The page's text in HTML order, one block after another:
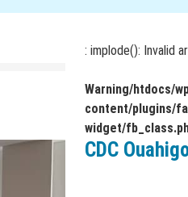
: implode(): Invalid
Warning/htdocs/
content/plugins/
widget/
CDC